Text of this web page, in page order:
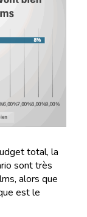
total, la
sont très
alors que
est le